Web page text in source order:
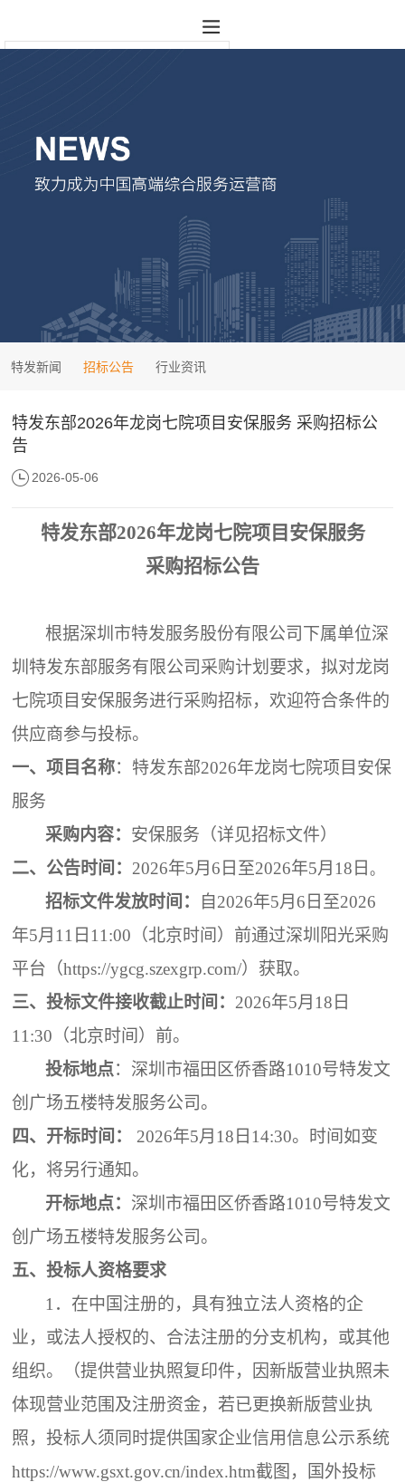
特发新闻 招标公告 行业资讯
特发东部2026年龙岗七院项目安保服务 采购招标公
告
2026-05-06
特发东部2026年龙岗七院项目安保服务
采购招标公告
根据深圳市特发服务股份有限公司下属单位深
圳特发东部服务有限公司采购计划要求，拟对龙岗
七院项目安保服务进行采购招标，欢迎符合条件的
供应商参与投标。
一、项目名称：特发东部2026年龙岗七院项目 安保
服务
采购内容： 安保服务（详见招标文件）
二、 公告时间： 2026年5月6 日至2026年5月 18 日。
招标文件发放时间： 自2026年5月6 日至2026
年5月 11 日 11:00 （北京时间 ） 前通过深圳阳光采购
平台（https://ygcg.szexgrp.com/）获取。
三、投标文件接收截止时间： 2026年5月 18 日
11 :30 （北京时间 ） 前。
投标地点： 深圳市福田区侨香路1010号特发文
创广场五楼特发服务公司。
四、 开标时间： 2026年5月 18 日 14:30。
时间如变
化，将另行通知。
开标地点： 深圳市福田区侨香路1010号特发文
创广场五楼特发服务公司。
五、投标人资格要求
1． 在中国注册的，具有独立法人资格的企
业，或法人授权的、合法注册的分支机构，或其他
组织。（提供营业执照复印件，因新版营业执照未
体现营业范围及注册资金，若已更换新版营业执
照，投标人须同时提供国家企业信用信息公示系统
https://www.gsxt.gov.cn/index.htm截图，国外投标